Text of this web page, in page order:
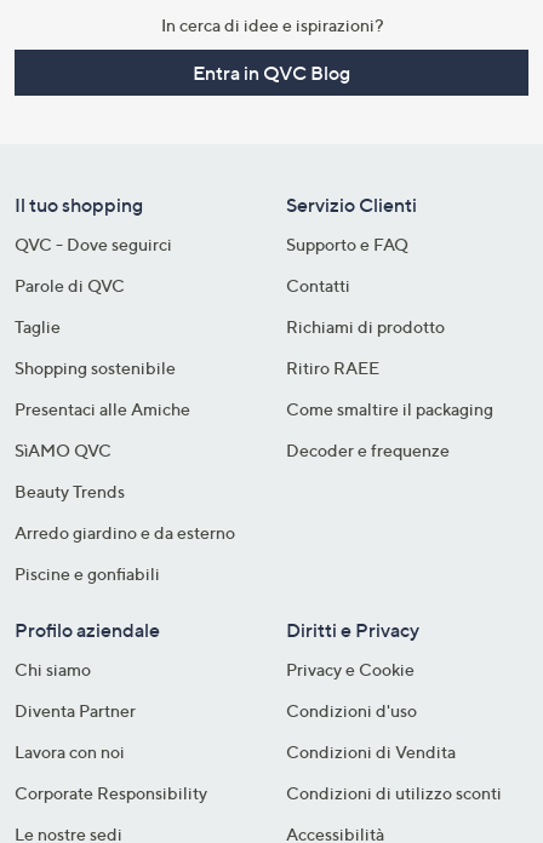
In cerca di idee e ispirazioni?
Entra in QVC Blog
Il tuo shopping
QVC - Dove seguirci
Parole di QVC
Taglie
Shopping sostenibile​
Presentaci alle Amiche
SìAMO QVC
Beauty Trends
Arredo giardino e da esterno
Piscine e gonfiabili
Servizio Clienti
Supporto e FAQ
Contatti
Richiami di prodotto
Ritiro RAEE
Come smaltire il packaging​
Decoder e frequenze​
Profilo aziendale
Chi siamo
Diventa Partner
Lavora con noi
Corporate Responsibility
Le nostre sedi
Diritti e Privacy
Privacy e Cookie
Condizioni d'uso
Condizioni di Vendita
Condizioni di utilizzo sconti
Accessibilità